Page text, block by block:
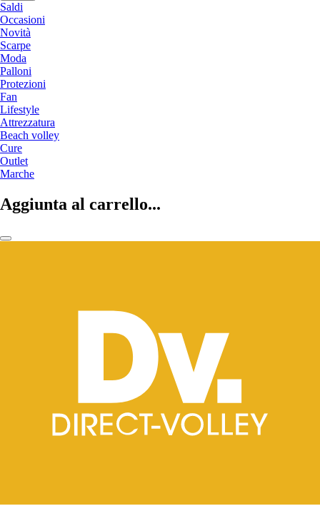
Saldi
Occasioni
Novità
Scarpe
Moda
Palloni
Protezioni
Fan
Lifestyle
Attrezzatura
Beach volley
Cure
Outlet
Marche
Aggiunta al carrello...